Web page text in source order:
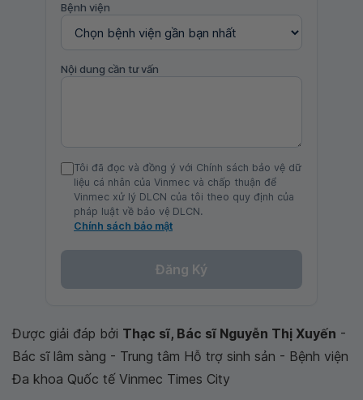
Bệnh viện
Nội dung cần tư vấn
Tôi đã đọc và đồng ý với Chính sách bảo vệ dữ
liệu cá nhân của Vinmec và chấp thuận để
Vinmec xử lý DLCN của tôi theo quy định của
pháp luật về bảo vệ DLCN.
Chính sách bảo mật
Đăng Ký
Được giải đáp bởi Thạc sĩ, Bác sĩ Nguyễn Thị Xuyến -
Bác sĩ lâm sàng - Trung tâm Hỗ trợ sinh sản - Bệnh viện
Đa khoa Quốc tế Vinmec Times City